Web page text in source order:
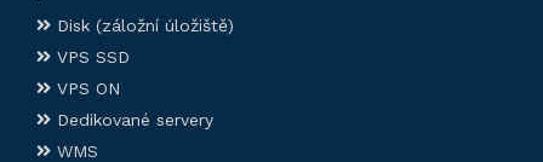
Disk (záložní úložiště)
VPS SSD
VPS ON
Dedikované servery
WMS